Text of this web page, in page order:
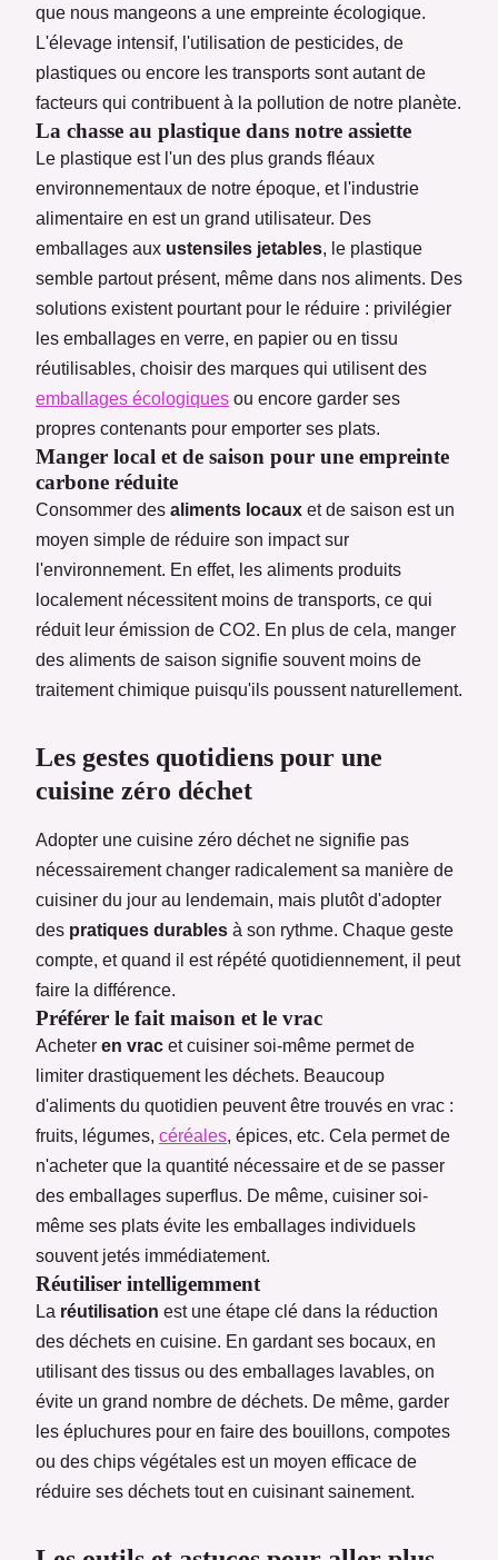
que nous mangeons a une empreinte écologique.
L'élevage intensif, l'utilisation de pesticides, de
plastiques ou encore les transports sont autant de
facteurs qui contribuent à la pollution de notre planète.
La chasse au plastique dans notre assiette
Le plastique est l'un des plus grands fléaux
environnementaux de notre époque, et l'industrie
alimentaire en est un grand utilisateur. Des
emballages aux ustensiles jetables, le plastique
semble partout présent, même dans nos aliments. Des
solutions existent pourtant pour le réduire : privilégier
les emballages en verre, en papier ou en tissu
réutilisables, choisir des marques qui utilisent des
emballages écologiques ou encore garder ses
propres contenants pour emporter ses plats.
Manger local et de saison pour une empreinte
carbone réduite
Consommer des aliments locaux et de saison est un
moyen simple de réduire son impact sur
l'environnement. En effet, les aliments produits
localement nécessitent moins de transports, ce qui
réduit leur émission de CO2. En plus de cela, manger
des aliments de saison signifie souvent moins de
traitement chimique puisqu'ils poussent naturellement.
Les gestes quotidiens pour une
cuisine zéro déchet
Adopter une cuisine zéro déchet ne signifie pas
nécessairement changer radicalement sa manière de
cuisiner du jour au lendemain, mais plutôt d'adopter
des pratiques durables à son rythme. Chaque geste
compte, et quand il est répété quotidiennement, il peut
faire la différence.
Préférer le fait maison et le vrac
Acheter en vrac et cuisiner soi-même permet de
limiter drastiquement les déchets. Beaucoup
d'aliments du quotidien peuvent être trouvés en vrac :
fruits, légumes, céréales, épices, etc. Cela permet de
n'acheter que la quantité nécessaire et de se passer
des emballages superflus. De même, cuisiner soi-
même ses plats évite les emballages individuels
souvent jetés immédiatement.
Réutiliser intelligemment
La réutilisation est une étape clé dans la réduction
des déchets en cuisine. En gardant ses bocaux, en
utilisant des tissus ou des emballages lavables, on
évite un grand nombre de déchets. De même, garder
les épluchures pour en faire des bouillons, compotes
ou des chips végétales est un moyen efficace de
réduire ses déchets tout en cuisinant sainement.